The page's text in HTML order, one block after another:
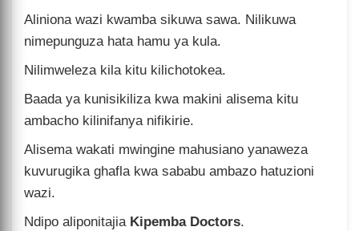
Aliniona wazi kwamba sikuwa sawa. Nilikuwa
nimepunguza hata hamu ya kula.
Nilimweleza kila kitu kilichotokea.
Baada ya kunisikiliza kwa makini alisema kitu
ambacho kilinifanya nifikirie.
Alisema wakati mwingine mahusiano yanaweza
kuvurugika ghafla kwa sababu ambazo hatuzioni
wazi.
Ndipo aliponitajia Kipemba Doctors.